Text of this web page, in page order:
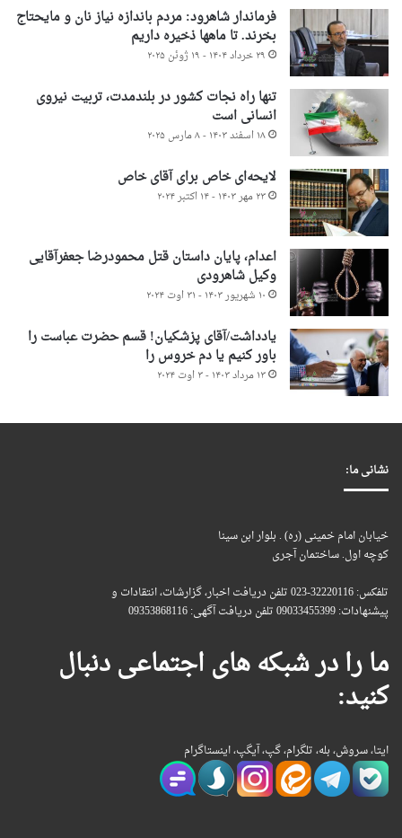
فرماندار شاهرود: مردم باندازه نیاز نان و مایحتاج
بخرند. تا ماهها ذخیره داریم
۲۹ خرداد ۱۴۰۴ - ۱۹ ژوئن ۲۰۲۵
تنها راه نجات کشور در بلندمدت، تربیت نیروی
انسانی است
۱۸ اسفند ۱۴۰۳ - ۸ مارس ۲۰۲۵
لایحه‌ای خاص برای آقای خاص
۲۳ مهر ۱۴۰۳ - ۱۴ اکتبر ۲۰۲۴
اعدام، پایان داستان قتل محمودرضا جعفرآقایی
وکیل شاهرودی
۱۰ شهریور ۱۴۰۳ - ۳۱ اوت ۲۰۲۴
یادداشت/آقای پزشکیان! قسم حضرت عباست را
باور کنیم یا دم خروس را
۱۳ مرداد ۱۴۰۳ - ۳ اوت ۲۰۲۴
نشانی ما:
خیابان امام خمینی (ره) . بلوار ابن سینا
کوچه اول. ساختمان آجری
تلفکس: 32220116-023 تلفن دریافت اخبار، گزارشات، انتقادات و
پیشنهادات: 09033455399 تلفن دریافت آگهی: 09353868116
ما را در شبکه های اجتماعی دنبال
کنید:
ایتا، سروش، بله، تلگرام، گپ، آیگپ، اینستاگرام